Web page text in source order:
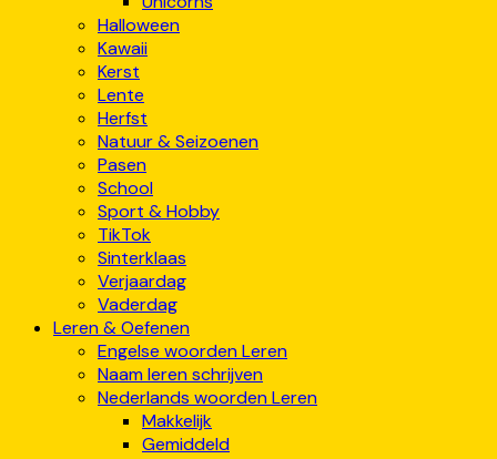
Halloween
Kawaii
Kerst
Lente
Herfst
Natuur & Seizoenen
Pasen
School
Sport & Hobby
TikTok
Sinterklaas
Verjaardag
Vaderdag
Leren & Oefenen
Engelse woorden Leren
Naam leren schrijven
Nederlands woorden Leren
Makkelijk
Gemiddeld